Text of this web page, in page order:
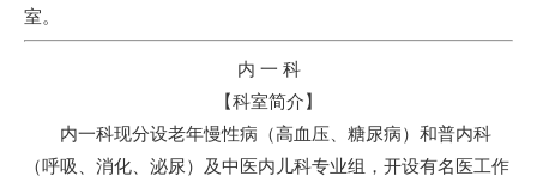
室。
内 一 科
【科室简介】
内一科现分设老年慢性病（高血压、糖尿病）和普内科
（呼吸、消化、泌尿）及中医内儿科专业组，开设有名医工作